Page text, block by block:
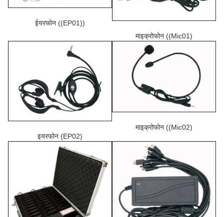
ईयरफोन ((EP01))
माइक्रोफोन ((Mic01)
इयरफोन (EP02)
माइक्रोफोन ((Mic02)